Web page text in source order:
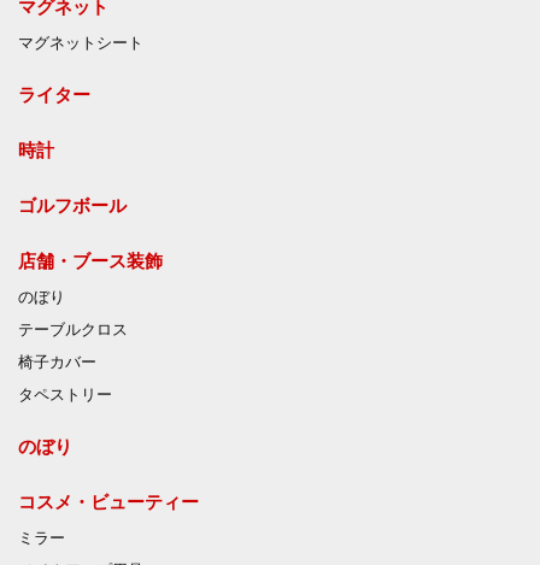
マグネット
マグネットシート
ライター
時計
ゴルフボール
店舗・ブース装飾
のぼり
テーブルクロス
椅子カバー
タペストリー
のぼり
コスメ・ビューティー
ミラー